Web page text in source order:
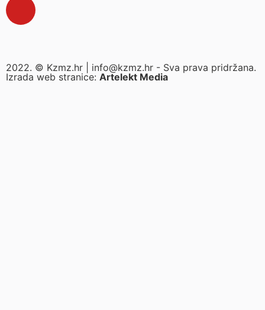
2022. © Kzmz.hr | info@kzmz.hr - Sva prava pridržana.
Izrada web stranice: Artelekt Media